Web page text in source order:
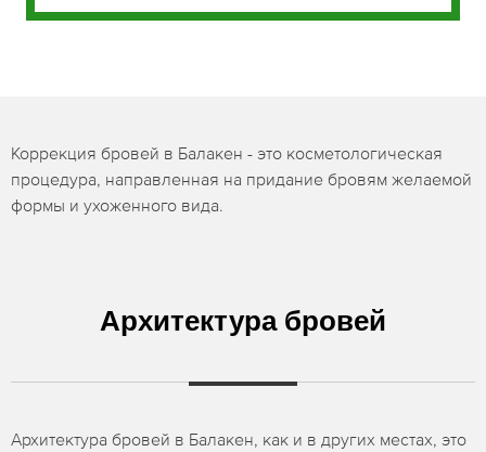
Коррекция бровей в Балакен - это косметологическая
процедура, направленная на придание бровям желаемой
формы и ухоженного вида.
Архитектура бровей
Архитектура бровей в Балакен, как и в других местах, это